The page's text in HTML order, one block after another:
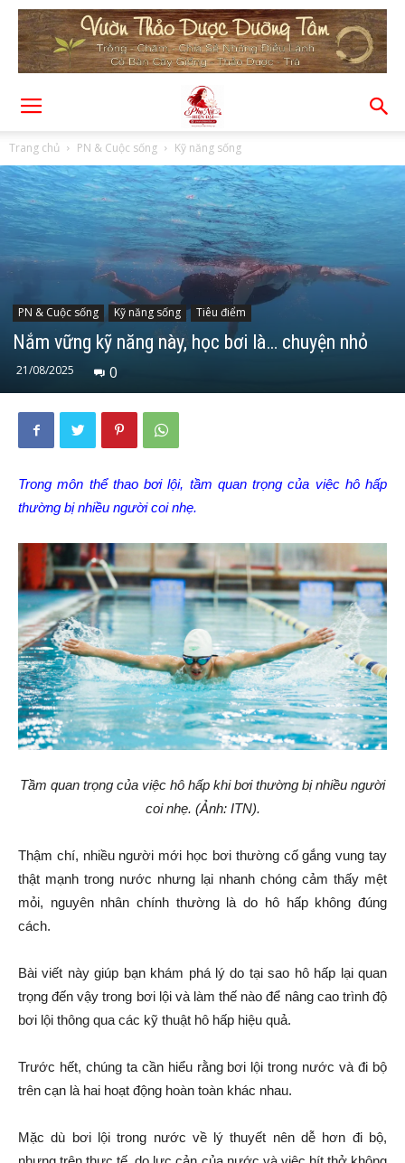
Trang chủ PN & Cuộc sống Kỹ năng sống
PN & Cuộc sống Kỹ năng sống Tiêu điểm
Nắm vững kỹ năng này, học bơi là… chuyện nhỏ
21/08/2025 0
Trong môn thể thao bơi lội, tầm quan trọng của việc hô hấp
thường bị nhiều người coi nhẹ.
Tầm quan trọng của việc hô hấp khi bơi thường bị nhiều người
coi nhẹ. (Ảnh: ITN).
Thậm chí, nhiều người mới học bơi thường cố gắng vung tay
thật mạnh trong nước nhưng lại nhanh chóng cảm thấy mệt
mỏi, nguyên nhân chính thường là do hô hấp không đúng
cách.
Bài viết này giúp bạn khám phá lý do tại sao hô hấp lại quan
trọng đến vậy trong bơi lội và làm thế nào để nâng cao trình độ
bơi lội thông qua các kỹ thuật hô hấp hiệu quả.
Trước hết, chúng ta cần hiểu rằng bơi lội trong nước và đi bộ
trên cạn là hai hoạt động hoàn toàn khác nhau.
Mặc dù bơi lội trong nước về lý thuyết nên dễ hơn đi bộ,